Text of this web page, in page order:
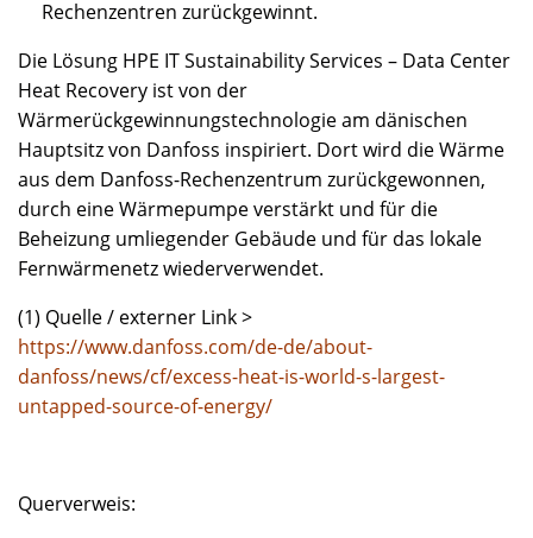
Rechenzentren zurückgewinnt.
Die Lösung HPE IT Sustainability Services – Data Center
Heat Recovery ist von der
Wärmerückgewinnungstechnologie am dänischen
Hauptsitz von Danfoss inspiriert. Dort wird die Wärme
aus dem Danfoss-Rechenzentrum zurückgewonnen,
durch eine Wärmepumpe verstärkt und für die
Beheizung umliegender Gebäude und für das lokale
Fernwärmenetz wiederverwendet.
(1) Quelle / externer Link >
https://www.danfoss.com/de-de/about-
danfoss/news/cf/excess-heat-is-world-s-largest-
untapped-source-of-energy/
Querverweis: